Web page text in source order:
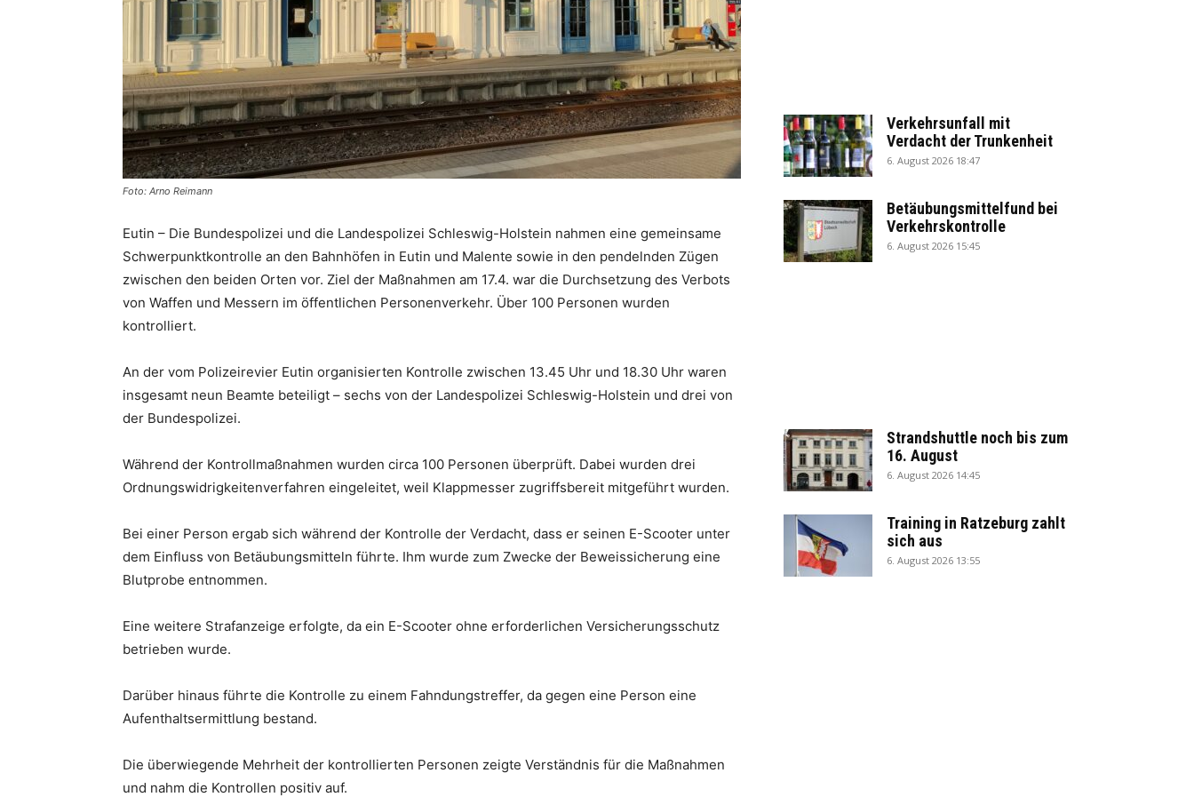
Foto: Arno Reimann
Eutin – Die Bundespolizei und die Landespolizei Schleswig-Holstein nahmen eine gemeinsame
Schwerpunktkontrolle an den Bahnhöfen in Eutin und Malente sowie in den pendelnden Zügen
zwischen den beiden Orten vor. Ziel der Maßnahmen am 17.4. war die Durchsetzung des Verbots
von Waffen und Messern im öffentlichen Personenverkehr. Über 100 Personen wurden
kontrolliert.
An der vom Polizeirevier Eutin organisierten Kontrolle zwischen 13.45 Uhr und 18.30 Uhr waren
insgesamt neun Beamte beteiligt – sechs von der Landespolizei Schleswig-Holstein und drei von
der Bundespolizei.
Während der Kontrollmaßnahmen wurden circa 100 Personen überprüft. Dabei wurden drei
Ordnungswidrigkeitenverfahren eingeleitet, weil Klappmesser zugriffsbereit mitgeführt wurden.
Bei einer Person ergab sich während der Kontrolle der Verdacht, dass er seinen E-Scooter unter
dem Einfluss von Betäubungsmitteln führte. Ihm wurde zum Zwecke der Beweissicherung eine
Blutprobe entnommen.
Eine weitere Strafanzeige erfolgte, da ein E-Scooter ohne erforderlichen Versicherungsschutz
betrieben wurde.
Darüber hinaus führte die Kontrolle zu einem Fahndungstreffer, da gegen eine Person eine
Aufenthaltsermittlung bestand.
Die überwiegende Mehrheit der kontrollierten Personen zeigte Verständnis für die Maßnahmen
und nahm die Kontrollen positiv auf.
Verkehrsunfall mit
Verdacht der Trunkenheit
6. August 2026 18:47
Betäubungsmittelfund bei
Verkehrskontrolle
6. August 2026 15:45
Strandshuttle noch bis zum
16. August
6. August 2026 14:45
Training in Ratzeburg zahlt
sich aus
6. August 2026 13:55